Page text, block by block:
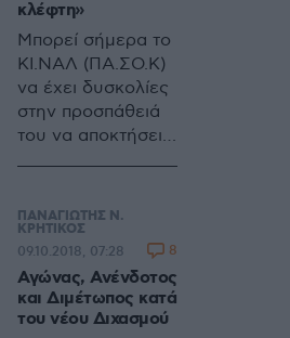
κλέφτη»
Μπορεί σήμερα το
ΚΙ.ΝΑΛ (ΠΑ.ΣΟ.Κ)
να έχει δυσκολίες
στην προσπάθειά
του να αποκτήσει
να ανακτήσει το
χαμένο έδαφος.
ΠΑΝΑΓΙΩΤΗΣ Ν.
ΚΡΗΤΙΚΟΣ
Αγώνας, Ανένδοτος
και Διμέτωπος κατά
του νέου Διχασμού
09.10.2018, 07:28 8